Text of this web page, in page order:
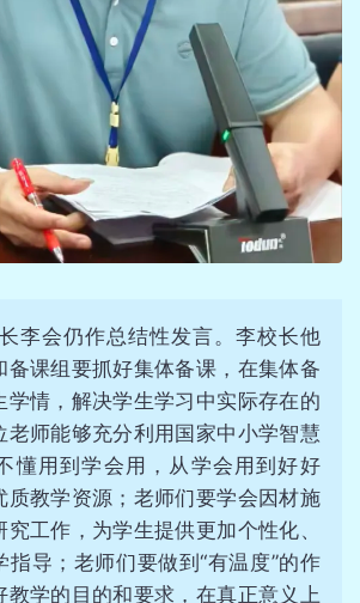
会仍作总结性发言。李校长他
备课组要抓好集体备课，在集体备
学情，解决学生学习中实际存在的
老师能够充分利用国家中小学智慧
懂用到学会用，从学会用到好好
质教学资源；老师们要学会因材施
工作，为学生提供更加个性化、
指导；老师们要做到“有温度”的作
教学的目的和要求，在真正意义上